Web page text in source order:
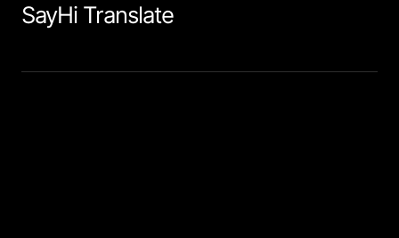
SayHi Translate